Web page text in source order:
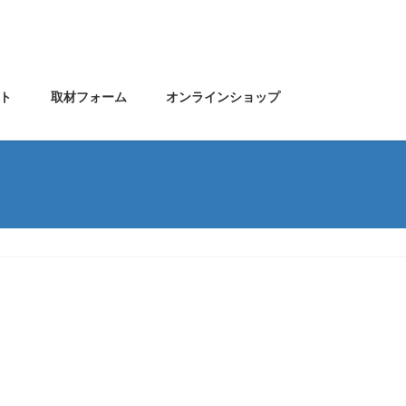
取材フォーム オンラインショップ